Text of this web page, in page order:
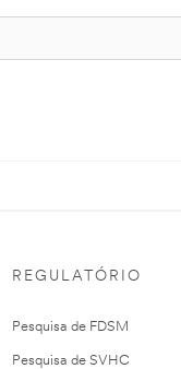
REGULATÓRIO
Pesquisa de FDSM
Pesquisa de SVHC